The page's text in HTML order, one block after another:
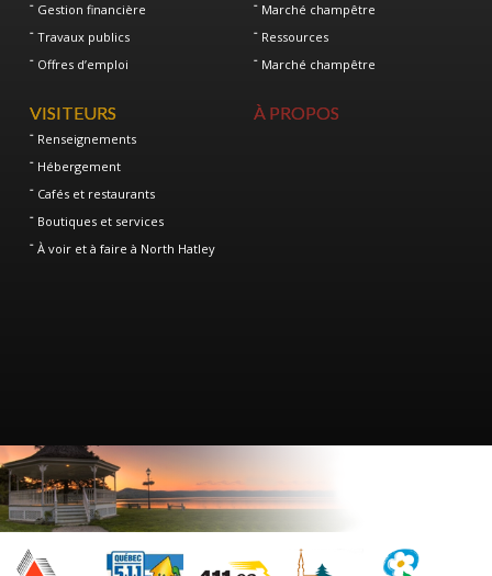
Gestion financière
Travaux publics
Offres d’emploi
Marché champêtre
Ressources
Marché champêtre
VISITEURS
Renseignements
Hébergement
Cafés et restaurants
Boutiques et services
À voir et à faire à North Hatley
À PROPOS